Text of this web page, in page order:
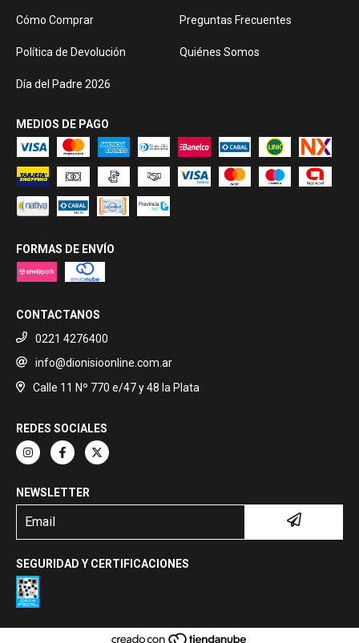
Cómo Comprar Preguntas Frecuentes
Política de Devolución Quiénes Somos
Día del Padre 2026
MEDIOS DE PAGO
FORMAS DE ENVÍO
CONTACTANOS
0221 4276400
info@dionisioonline.com.ar
Calle 11 Nº 770 e/47 y 48 la Plata
REDES SOCIALES
NEWSLETTER
SEGURIDAD Y CERTIFICACIONES